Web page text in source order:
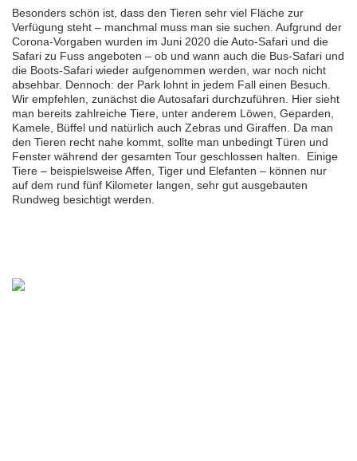
Besonders schön ist, dass den Tieren sehr viel Fläche zur
Verfügung steht – manchmal muss man sie suchen. Aufgrund der
Corona-Vorgaben wurden im Juni 2020 die Auto-Safari und die
Safari zu Fuss angeboten – ob und wann auch die Bus-Safari und
die Boots-Safari wieder aufgenommen werden, war noch nicht
absehbar. Dennoch: der Park lohnt in jedem Fall einen Besuch.
Wir empfehlen, zunächst die Autosafari durchzuführen. Hier sieht
man bereits zahlreiche Tiere, unter anderem Löwen, Geparden,
Kamele, Büffel und natürlich auch Zebras und Giraffen. Da man
den Tieren recht nahe kommt, sollte man unbedingt Türen und
Fenster während der gesamten Tour geschlossen halten. Einige
Tiere – beispielsweise Affen, Tiger und Elefanten – können nur
auf dem rund fünf Kilometer langen, sehr gut ausgebauten
Rundweg besichtigt werden.